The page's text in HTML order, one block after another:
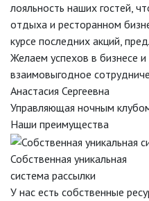
лояльность наших гостей,
отдыха и ресторанном
курсе последних акций,
Желаем успехов в бизнесе
взаимовыгодное
Анастасия Сергеевна
Управляющая ночным
Наши преимущества
Собственная уникальная
система рассылки
У нас есть собственные